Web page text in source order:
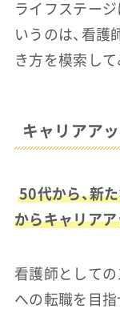
ライフステー
いうのは、看護
き方を模索して
キャリアア
50代から、新
からキャリア
看護師としての
への転職を目指